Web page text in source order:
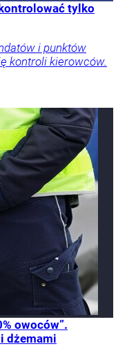
tylko
i punktów
kontroli kierowców.
owoców”.
dżemami